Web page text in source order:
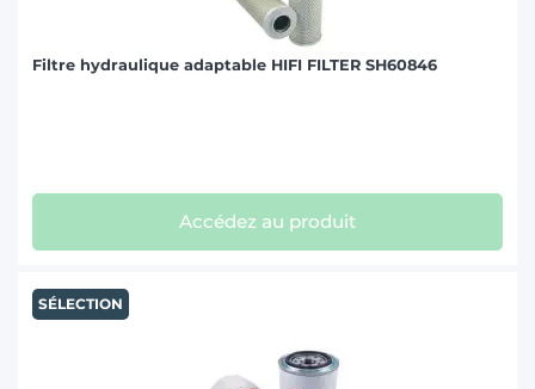
Filtre hydraulique adaptable HIFI FILTER SH60846
Accédez au produit
SÉLECTION